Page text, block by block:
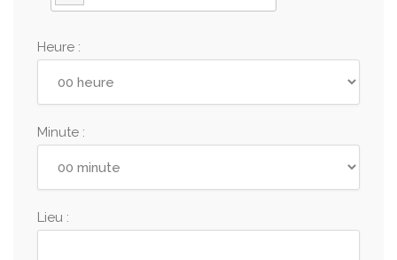
Heure :
Minute :
Lieu :